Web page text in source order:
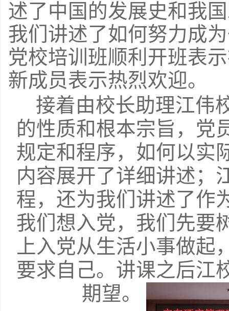
述了中国的发展史和我
我们讲述了如何努力成
党校培训班顺利开班表
新成员表示热烈欢迎。
接着由校长助理江伟
的性质和根本宗旨，党
规定和程序，如何以实
内容展开了详细讲述；
程，还为我们讲述了作
我们想入党，我们先要
上入党从生活小事做
要求自己。讲课之后江
期望。